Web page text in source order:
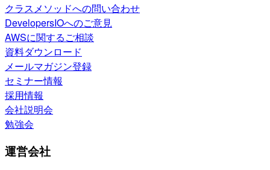
クラスメソッドへの問い合わせ
DevelopersIOへのご意見
AWSに関するご相談
資料ダウンロード
メールマガジン登録
セミナー情報
採用情報
会社説明会
勉強会
運営会社